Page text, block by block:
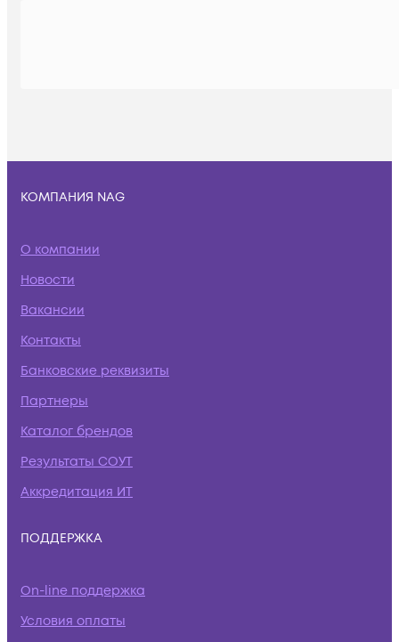
КОМПАНИЯ NAG
О компании
Новости
Вакансии
Контакты
Банковские реквизиты
Партнеры
Каталог брендов
Результаты СОУТ
Аккредитация ИТ
ПОДДЕРЖКА
On-line поддержка
Условия оплаты